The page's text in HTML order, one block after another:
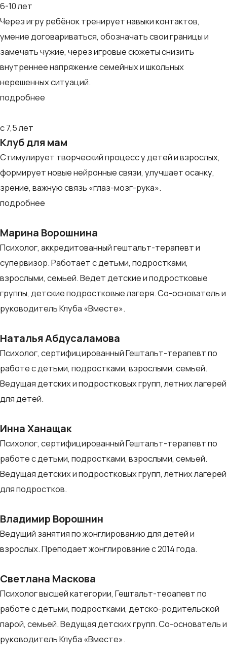
6-10 лет
Через игру ребёнок тренирует навыки контактов,
умение договариваться, обозначать свои границы и
замечать чужие, через игровые сюжеты снизить
внутреннее напряжение семейных и школьных
нерешенных ситуаций.
подробнее
с 7,5 лет
Клуб для мам
Стимулирует творческий процесс у детей и взрослых,
формирует новые нейронные связи, улучшает осанку,
зрение, важную связь «глаз-мозг-рука».
подробнее
Марина Ворошнина
Психолог, аккредитованный гештальт-терапевт и
супервизор. Работает с детьми, подростками,
взрослыми, семьей. Ведет детские и подростковые
группы, детские подростковые лагеря. Со-основатель и
руководитель Клуба «Вместе».
Наталья Абдусаламова
Психолог, сертифицированный Гештальт-терапевт по
работе с детьми, подростками, взрослыми, семьей.
Ведущая детских и подростковых групп, летних лагерей
для детей.
Инна Ханащак
Психолог, сертифицированный Гештальт-терапевт по
работе с детьми, подростками, взрослыми, семьей.
Ведущая детских и подростковых групп, летних лагерей
для подростков.
Владимир Ворошнин
Ведущий занятия по жонглированию для детей и
взрослых. Преподает жонглирование с 2014 года.
Светлана Маскова
Психолог высшей категории, Гештальт-теоапевт по
работе с детьми, подростками, детско-родительской
парой, семьей. Ведущая детских групп. Со-основатель и
руководитель Клуба «Вместе».